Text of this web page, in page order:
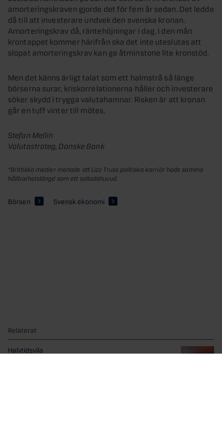
amorteringskraven gjorde det för fem år sedan. Det ledde
då till att investerare undvek den svenska kronan.
Amorteringskrav då, räntehöjningar i dag. I den mån
krontappet kommer härifrån ska det inte uteslutas att
slopat amorteringskrav kan ge åtminstone lite kronstöd.
Men det känns ärligt talat som ett halmstrå så länge
börserna surar, kriskorrelationerna håller och investerare
söker skydd i trygga valutahamnar. Risken är att kronan
går en tuff vinter till mötes.
Stefan Mellin
Valutastrateg, Danske Bank
*Brittiska medier menade att Lizz Truss politiska karriär hade samma
hållbarhetslängd som ett salladshuvud.
Börsen Svensk ekonomi
Relaterat
Halvtidsvila